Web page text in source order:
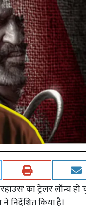
का ट्रेलर लॉन्च हो
निर्देशित किया है।